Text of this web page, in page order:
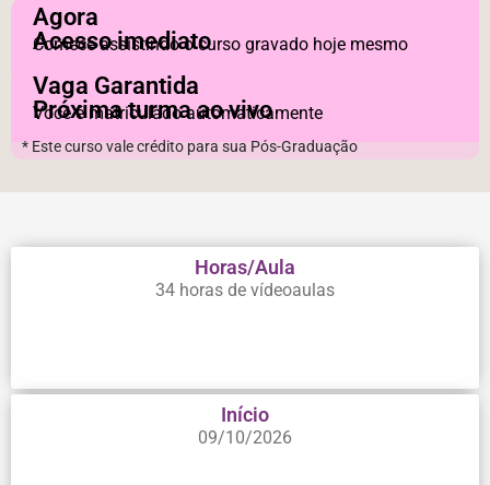
Agora
Acesso imediato
Comece assistindo o curso gravado hoje mesmo
Vaga Garantida
Próxima turma ao vivo
Você é matriculado automaticamente
* Este curso vale crédito para sua Pós-Graduação
Horas/Aula
34 horas de vídeoaulas
Início
09/10/2026